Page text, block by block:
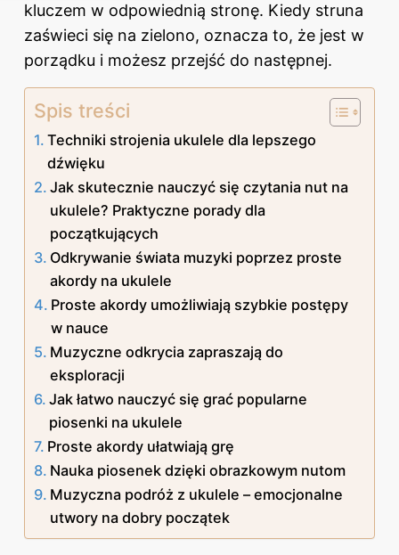
kluczem w odpowiednią stronę. Kiedy struna
zaświeci się na zielono, oznacza to, że jest w
porządku i możesz przejść do następnej.
Spis treści
Techniki strojenia ukulele dla lepszego
dźwięku
Jak skutecznie nauczyć się czytania nut na
ukulele? Praktyczne porady dla
początkujących
Odkrywanie świata muzyki poprzez proste
akordy na ukulele
Proste akordy umożliwiają szybkie postępy
w nauce
Muzyczne odkrycia zapraszają do
eksploracji
Jak łatwo nauczyć się grać popularne
piosenki na ukulele
Proste akordy ułatwiają grę
Nauka piosenek dzięki obrazkowym nutom
Muzyczna podróż z ukulele – emocjonalne
utwory na dobry początek